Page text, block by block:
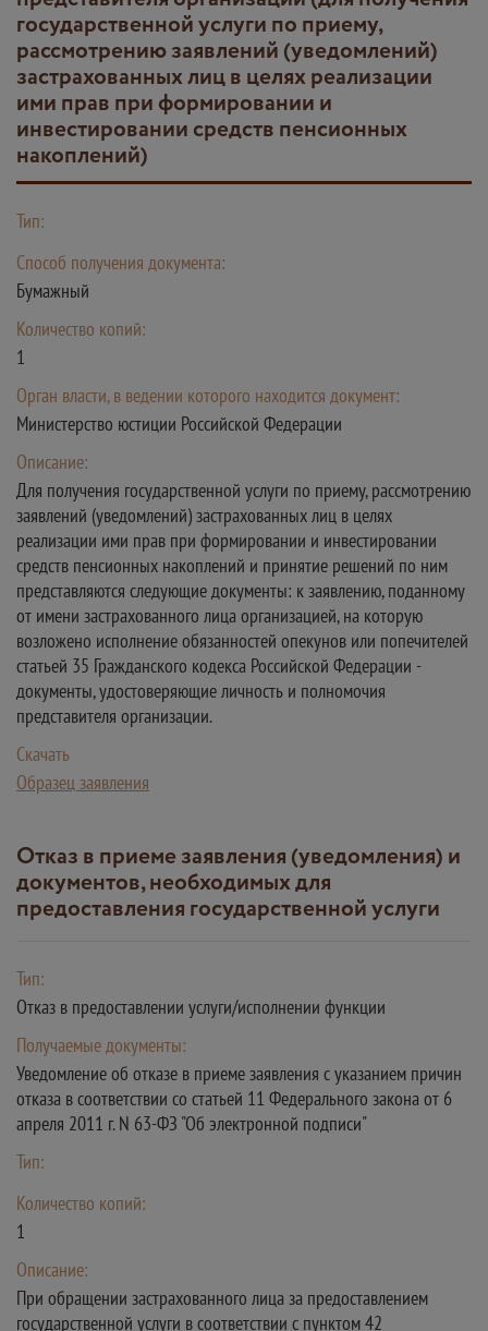
государственной услуги по приему,
рассмотрению заявлений (уведомлений)
застрахованных лиц в целях реализации
ими прав при формировании и
инвестировании средств пенсионных
накоплений)
Тип:
Способ получения документа:
Бумажный
Количество копий:
1
Орган власти, в ведении которого находится документ:
Министерство юстиции Российской Федерации
Описание:
Для получения государственной услуги по приему, рассмотрению
заявлений (уведомлений) застрахованных лиц в целях
реализации ими прав при формировании и инвестировании
средств пенсионных накоплений и принятие решений по ним
представляются следующие документы: к заявлению, поданному
от имени застрахованного лица организацией, на которую
возложено исполнение обязанностей опекунов или попечителей
статьей 35 Гражданского кодекса Российской Федерации -
документы, удостоверяющие личность и полномочия
представителя организации.
Скачать
Образец заявления
Отказ в приеме заявления (уведомления) и
документов, необходимых для
предоставления государственной услуги
Тип:
Отказ в предоставлении услуги/исполнении функции
Получаемые документы:
Уведомление об отказе в приеме заявления с указанием причин
отказа в соответствии со статьей 11 Федерального закона от 6
апреля 2011 г. N 63-ФЗ "Об электронной подписи"
Тип:
Количество копий:
1
Описание:
При обращении застрахованного лица за предоставлением
государственной услуги в соответствии с пунктом 42